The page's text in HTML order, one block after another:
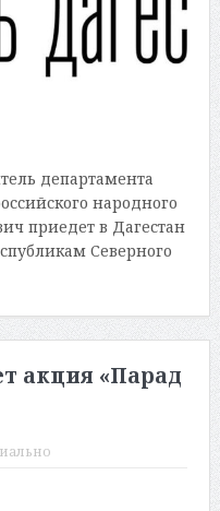
департамента
народного
приедет в Дагестан
Северного
акция «Парад